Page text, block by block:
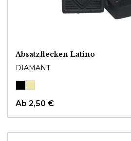
Absatzflecken Latino
DIAMANT
Ab 2,50 €